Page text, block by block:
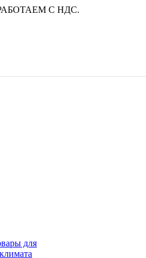
С НДС.